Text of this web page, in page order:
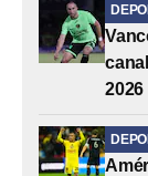
2026